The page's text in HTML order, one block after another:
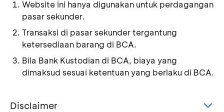
Website ini hanya digunakan untuk perdagangan
pasar sekunder.
Transaksi di pasar sekunder tergantung
ketersediaan barang di BCA.
Bila Bank Kustodian di BCA, biaya yang
dimaksud sesuai ketentuan yang berlaku di BCA.
Disclaimer